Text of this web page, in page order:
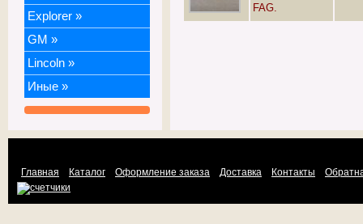
Explorer »
GM »
Lincoln »
Иные »
FAG.
Главная Каталог Оформление заказа Доставка Контакты